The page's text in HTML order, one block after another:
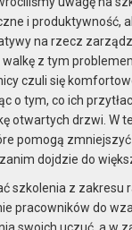
i produktywność,
na rzecz
walkę z tym
czuli się
o tym, co ich
otwartych drzwi. W
pomogą
dojdzie do
szkolenia z zakresu
pracowników do
swoich uczuć, a w